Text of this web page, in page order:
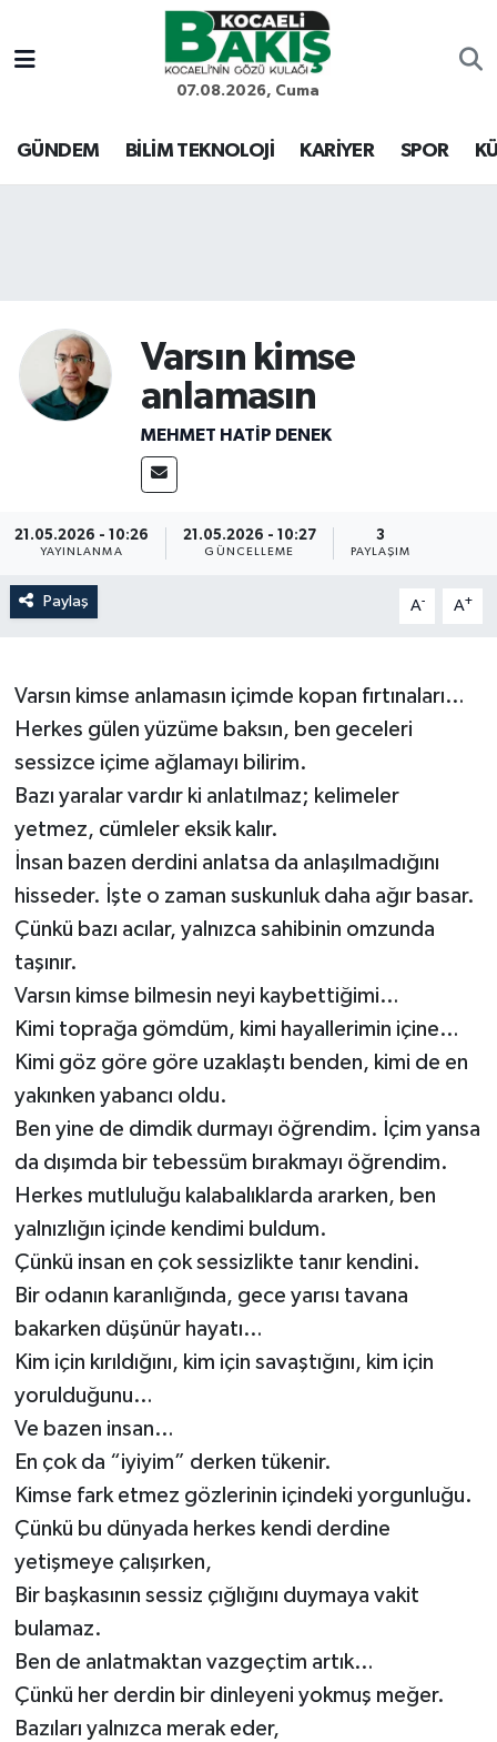
07.08.2026, Cuma
GÜNDEM BİLİM TEKNOLOJİ KARİYER SPOR
Varsın kimse
anlamasın
MEHMET HATİP DENEK
21.05.2026 - 10:26
YAYINLANMA
21.05.2026 - 10:27
GÜNCELLEME
3
PAYLAŞIM
Paylaş A- A+
Varsın kimse anlamasın içimde kopan fırtınaları…
Herkes gülen yüzüme baksın, ben geceleri
sessizce içime ağlamayı bilirim.
Bazı yaralar vardır ki anlatılmaz; kelimeler
yetmez, cümleler eksik kalır.
İnsan bazen derdini anlatsa da anlaşılmadığını
hisseder. İşte o zaman suskunluk daha ağır basar.
Çünkü bazı acılar, yalnızca sahibinin omzunda
taşınır.
Varsın kimse bilmesin neyi kaybettiğimi…
Kimi toprağa gömdüm, kimi hayallerimin içine…
Kimi göz göre göre uzaklaştı benden, kimi de en
yakınken yabancı oldu.
Ben yine de dimdik durmayı öğrendim. İçim yansa
da dışımda bir tebessüm bırakmayı öğrendim.
Herkes mutluluğu kalabalıklarda ararken, ben
yalnızlığın içinde kendimi buldum.
Çünkü insan en çok sessizlikte tanır kendini.
Bir odanın karanlığında, gece yarısı tavana
bakarken düşünür hayatı…
Kim için kırıldığını, kim için savaştığını, kim için
yorulduğunu…
Ve bazen insan…
En çok da “iyiyim” derken tükenir.
Kimse fark etmez gözlerinin içindeki yorgunluğu.
Çünkü bu dünyada herkes kendi derdine
yetişmeye çalışırken,
Bir başkasının sessiz çığlığını duymaya vakit
bulamaz.
Ben de anlatmaktan vazgeçtim artık…
Çünkü her derdin bir dinleyeni yokmuş meğer.
Bazıları yalnızca merak eder,
Kocaeli Nöbetçi Eczaneler
Kocaeli Hava Durumu
Son Dakika Haberleri
Haber Arşivi